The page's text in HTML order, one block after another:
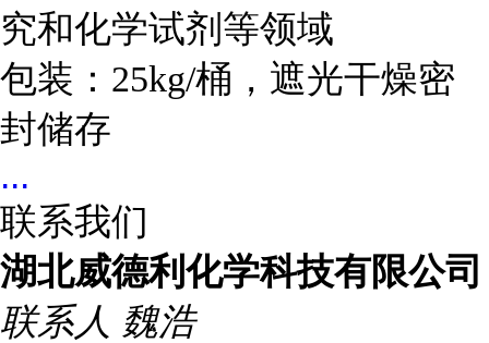
究和化学试剂等领域
包装：25kg/桶，遮光干燥密
封储存
...
联系我们
湖北威德利化学科技有限公司
联系人 魏浩